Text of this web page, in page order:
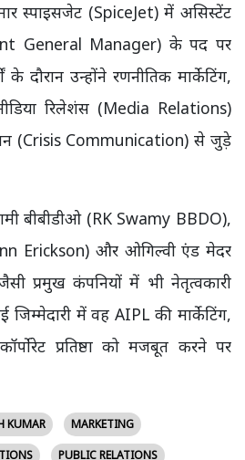
स्पाइसजेट (SpiceJet) में असिस्टेंट
General Manager) के पद पर
के दौरान उन्होंने रणनीतिक मार्केटिंग,
रिलेशंस (Media Relations)
(Crisis Communication) से जुड़े
बीबीडीओ (RK Swamy BBDO),
Erickson) और ओगिल्वी एंड मेदर
प्रमुख कंपनियों में भी नेतृत्वकारी
में वह AIPL की मार्केटिंग,
प्रतिष्ठा को मजबूत करने पर
KUMAR
MARKETING
PUBLIC RELATIONS